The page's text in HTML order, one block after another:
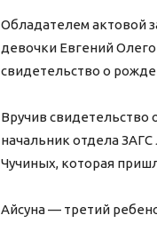
Обладателем актовой
девочки Евгений
свидетельство о
Вручив
начальник отдела
Чучиных, которая
Айсуна — третий